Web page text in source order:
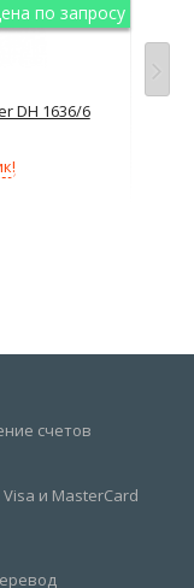
по запросу
DH 1636/6